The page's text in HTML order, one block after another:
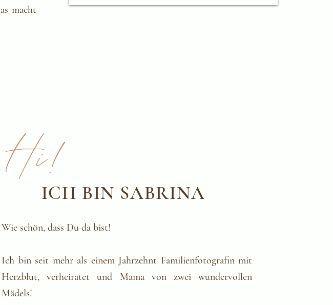
macht
ICH BIN SABRINA
Hi!
Wie schön, dass Du da bist!
Ich bin seit mehr als einem Jahrzehnt Familienfotografin mit
Herzblut, verheiratet und Mama von zwei wundervollen
Mädels!​​